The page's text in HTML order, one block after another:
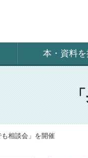
本・資料
も相談会」を開催